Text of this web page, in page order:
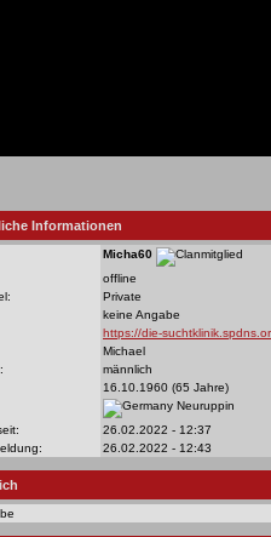
Informationen
Micha60
offline
Private
keine Angabe
https://die-
Michael
männlich
16.10.1960 (65 Jahre)
Neuruppin
26.02.2022 - 12:37
26.02.2022 - 12:43